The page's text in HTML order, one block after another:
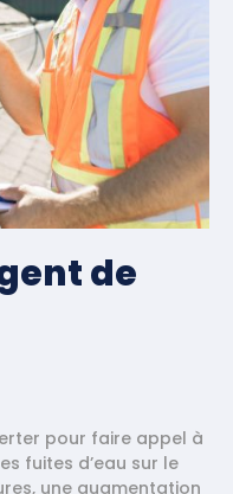
de
pour faire appel à
fuites d’eau sur le
une augmentation